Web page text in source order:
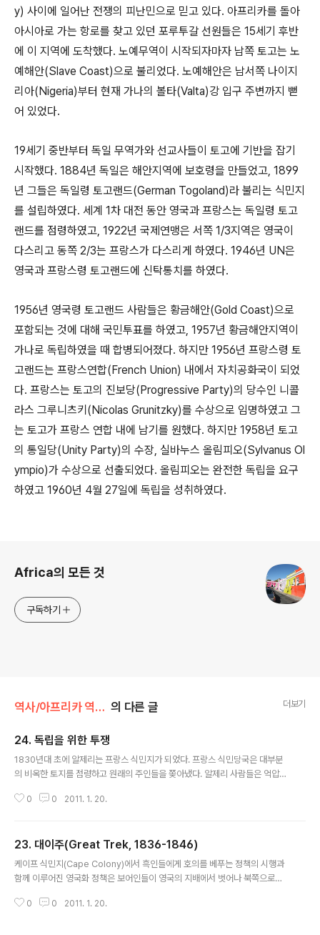
y) 사이에 일어난 전쟁의 피난민으로 믿고 있다. 아프리카를 돌아
아시아로 가는 항로를 찾고 있던 포루투갈 선원들은 15세기 후반
에 이 지역에 도착했다. 노예무역이 시작되자마자 남쪽 토고는 노
예해안(Slave Coast)으로 불리었다. 노예해안은 남서쪽 나이지
리아(Nigeria)부터 현재 가나의 볼타(Valta)강 입구 주변까지 뻗
어 있었다.
19세기 중반부터 독일 무역가와 선교사들이 토고에 기반을 잡기
시작했다. 1884년 독일은 해안지역에 보호령을 만들었고, 1899
년 그들은 독일령 토고랜드(German Togoland)라 불리는 식민지
를 설립하였다. 세계 1차 대전 동안 영국과 프랑스는 독일령 토고
랜드를 점령하였고, 1922년 국제연맹은 서쪽 1/3지역은 영국이
다스리고 동쪽 2/3는 프랑스가 다스리게 하였다. 1946년 UN은
영국과 프랑스령 토고랜드에 신탁통치를 하였다.
1956년 영국령 토고랜드 사람들은 황금해안(Gold Coast)으로
포함되는 것에 대해 국민투표를 하였고, 1957년 황금해안지역이
가나로 독립하였을 때 합병되어졌다. 하지만 1956년 프랑스령 토
고랜드는 프랑스연합(French Union) 내에서 자치공화국이 되었
다. 프랑스는 토고의 진보당(Progressive Party)의 당수인 니콜
라스 그루니츠키(Nicolas Grunitzky)를 수상으로 임명하였고 그
는 토고가 프랑스 연합 내에 남기를 원했다. 하지만 1958년 토고
의 통일당(Unity Party)의 수장, 실바누스 올림피오(Sylvanus Ol
ympio)가 수상으로 선출되었다. 올림피오는 완전한 독립을 요구
하였고 1960년 4월 27일에 독립을 성취하였다.
Africa의 모든 것
구독하기
역사/아프리카 역사 100장면 의 다른 글 더보기
24. 독립을 위한 투쟁
1830년대 초에 알제리는 프랑스 식민지가 되었다. 프랑스 식민당국은 대부분
의 비옥한 토지를 점령하고 원래의 주인들을 쫒아냈다. 알제리 사람들은 억압받
를 비롯한 젊은 민족주의자들은 은 민족자유전선(Front de Libération Nati
대에 맞서 격렬하게 저항을 했다. 군사적 행동과 더불어 정치적으로는 정치적
단체를 조직하고 시위를 통하여 독립에 대한 의지를 고취시켰다. 프랑스는 이러
한 반대세력을 없애기 위해 폭력적 방법으로 탄압하였고 약 ..
0 0 2011. 1. 20.
23. 대이주(Great Trek, 1836-1846)
케이프 식민지(Cape Colony)에서 흑인들에게 호의를 베푸는 정책의 시행과
함께 이루어진 영국화 정책은 보어인들이 영국의 지배에서 벗어나 북쪽으로의
화를 합법화 시켰던 캘빈교도의 기독교적 가치관과 갈등상태에 놓이게 했다. 1
0 0 2011. 1. 20.